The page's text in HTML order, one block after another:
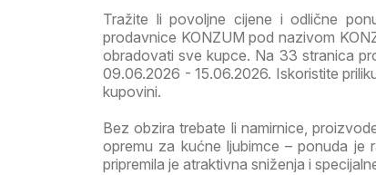
Tražite li povoljne cijene i odlične
prodavnice KONZUM pod nazivom
obradovati sve kupce. Na 33 stranica
09.06.2026 - 15.06.2026. Iskoristite
kupovini.
Bez obzira trebate li namirnice,
opremu za kućne ljubimce – ponuda je
pripremila je atraktivna sniženja i